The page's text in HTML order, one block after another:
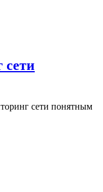
сети
сети понятным